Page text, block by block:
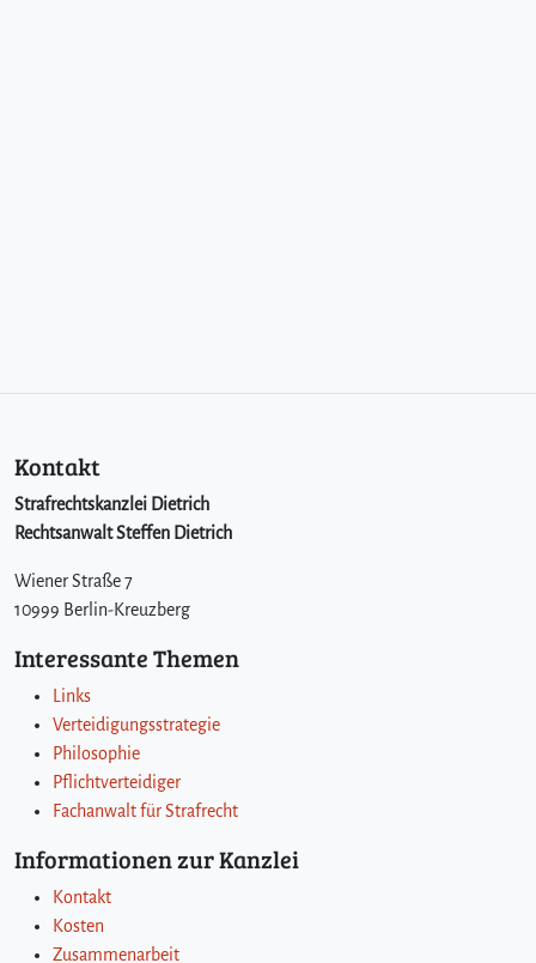
Kontakt
Strafrechtskanzlei Dietrich
Rechtsanwalt Steffen Dietrich
Wiener Straße 7
10999 Berlin-Kreuzberg
Interessante Themen
Links
Verteidigungsstrategie
Philosophie
Pflichtverteidiger
Fachanwalt für Strafrecht
Informationen zur Kanzlei
Kontakt
Kosten
Zusammenarbeit